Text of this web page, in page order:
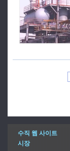
수직 웹 사이트
시장